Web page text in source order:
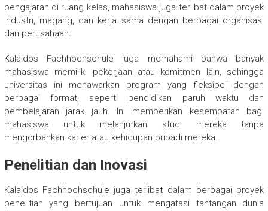
pengajaran di ruang kelas, mahasiswa juga terlibat dalam proyek
industri, magang, dan kerja sama dengan berbagai organisasi
dan perusahaan.
Kalaidos Fachhochschule juga memahami bahwa banyak
mahasiswa memiliki pekerjaan atau komitmen lain, sehingga
universitas ini menawarkan program yang fleksibel dengan
berbagai format, seperti pendidikan paruh waktu dan
pembelajaran jarak jauh. Ini memberikan kesempatan bagi
mahasiswa untuk melanjutkan studi mereka tanpa
mengorbankan karier atau kehidupan pribadi mereka.
Penelitian dan Inovasi
Kalaidos Fachhochschule juga terlibat dalam berbagai proyek
penelitian yang bertujuan untuk mengatasi tantangan dunia